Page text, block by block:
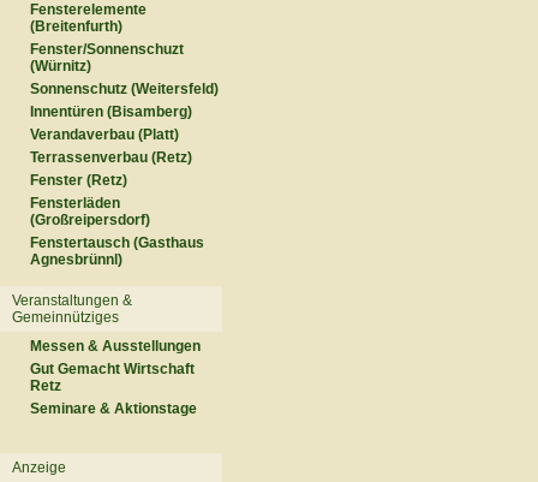
Fensterelemente
(Breitenfurth)
Fenster/Sonnenschuzt
(Würnitz)
Sonnenschutz (Weitersfeld)
Innentüren (Bisamberg)
Verandaverbau (Platt)
Terrassenverbau (Retz)
Fenster (Retz)
Fensterläden
(Großreipersdorf)
Fenstertausch (Gasthaus
Agnesbrünnl)
Veranstaltungen &
Gemeinnütziges
Messen & Ausstellungen
Gut Gemacht Wirtschaft
Retz
Seminare & Aktionstage
Anzeige